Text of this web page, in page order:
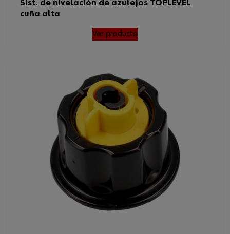
Sist. de nivelación de azulejos TOPLEVEL
cuña alta
Ver producto